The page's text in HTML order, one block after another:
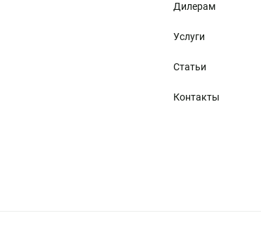
Дилерам
Услуги
Статьи
Контакты